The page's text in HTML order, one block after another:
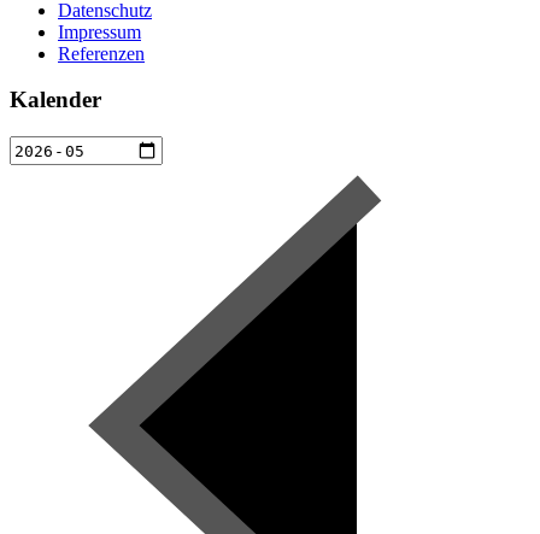
Datenschutz
Impressum
Referenzen
Kalender